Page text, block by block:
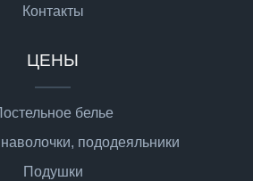
Контакты
ЦЕНЫ
белье
пододеяльники
Подушки